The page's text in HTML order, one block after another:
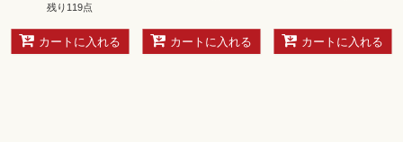
残り119点
カートに入れる カートに入れる カートに入れる